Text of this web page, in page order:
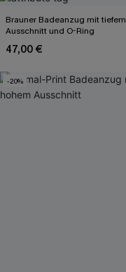
Brauner Badeanzug mit tiefem
Ausschnitt und O-Ring
47,00 €
-20%